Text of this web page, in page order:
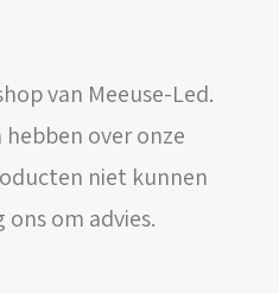
van Meeuse-Led.
over onze
niet kunnen
om advies.